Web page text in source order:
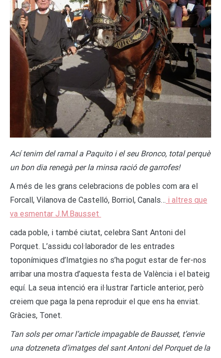
Ací tenim del ramal a Paquito i el seu Bronco, total perquè
un bon dia renegà per la minsa ració de garrofes!
A més de les grans celebracions de pobles com ara el
Forcall, Vilanova de Castelló, Borriol, Canals… i altres que
va esmentar J.M.Bausset
cada poble, i també ciutat, celebra Sant Antoni del
Porquet. L’assidu col·laborador de les entrades
toponímiques d’Imatgies no s’ha pogut estar de fer-nos
arribar una mostra d’aquesta festa de València i el bateig
equí. La seua intenció era il·lustrar l’article anterior, però
creiem que paga la pena reproduir el que ens ha enviat.
Gràcies, Tonet.
Tan sols per ornar l’article impagable de Bausset, t’envie
una dotzeneta d’imatges del sant Antoni del Porquet de la